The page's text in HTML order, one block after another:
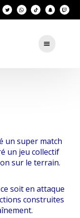
un super match
un jeu collectif
sur le terrain.
soit en attaque
construites